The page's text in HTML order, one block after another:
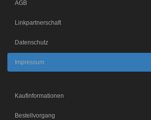
AGB
Linkpartnerschaft
Datenschutz
Impressum
Kaufinformationen
Bestellvorgang